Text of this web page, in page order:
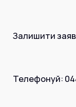
Залишити
Телефонуй: